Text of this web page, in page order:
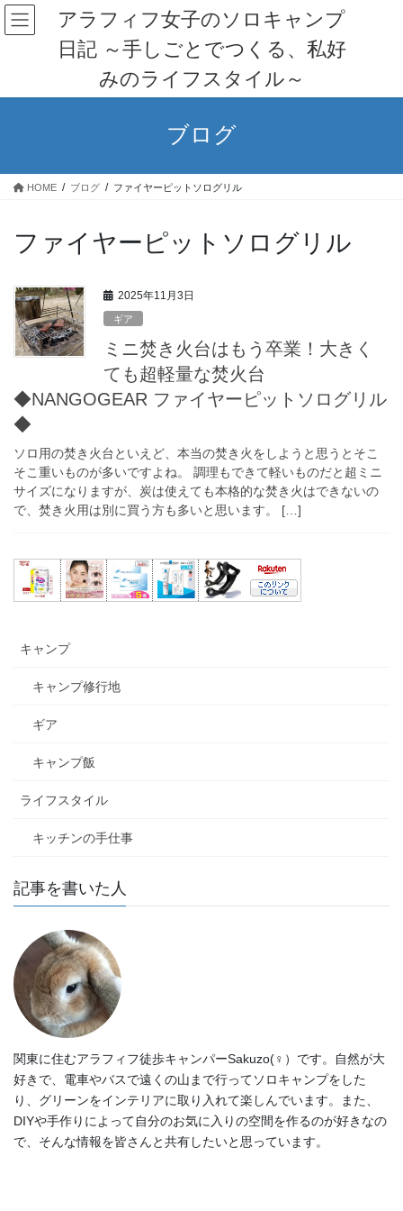
コ
ン
プ
ナ
ビ
動
アラフィフ女子のソロキャンプ
日記 ～手しごとでつくる、私好
みのライフスタイル～
ブログ
HOME ブログ ファイヤーピットソログリル
ファイヤーピットソログリル
2025年11月3日
ギア
ミニ焚き火台はもう卒業！大きく
ても超軽量な焚火台
◆NANGOGEAR ファイヤーピットソログリル
◆
ソロ用の焚き火台といえど、本当の焚き火をしようと思うとそこ
そこ重いものが多いですよね。 調理もできて軽いものだと超ミニ
サイズになりますが、炭は使えても本格的な焚き火はできないの
で、焚き火用は別に買う方も多いと思います。 […]
キャンプ
キャンプ修行地
ギア
キャンプ飯
ライフスタイル
キッチンの手仕事
記事を書いた人
関東に住むアラフィフ徒歩キャンパーSakuzo(♀）です。自然が大
好きで、電車やバスで遠くの山まで行ってソロキャンプをした
り、グリーンをインテリアに取り入れて楽しんでいます。また、
DIYや手作りによって自分のお気に入りの空間を作るのが好きなの
で、そんな情報を皆さんと共有したいと思っています。